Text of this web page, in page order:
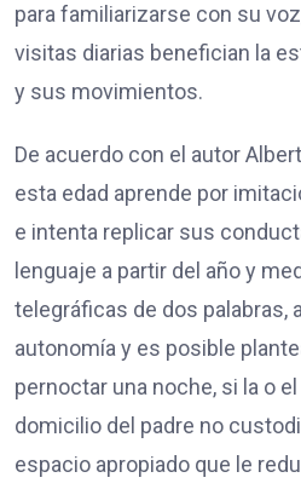
para familiarizarse con su
visitas diarias benefician la
y sus movimientos.
De acuerdo con el autor
esta edad aprende por
e intenta replicar sus
lenguaje a partir del año y
telegráficas de dos palabras,
autonomía y es posible
pernoctar una noche, si la o
domicilio del padre no
espacio apropiado que le